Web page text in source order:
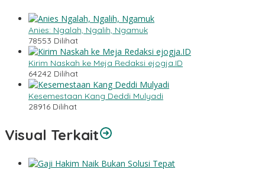
Anies: Ngalah, Ngalih, Ngamuk
78553 Dilihat
Kirim Naskah ke Meja Redaksi ejogja.ID
64242 Dilihat
Kesemestaan Kang Deddi Mulyadi
28916 Dilihat
Visual Terkait